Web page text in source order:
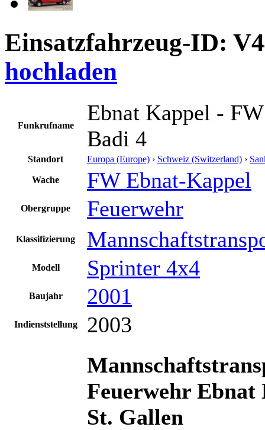
Einsatzfahrzeug-ID:
hochladen
Funkrufname
Ebnat Kappel -
Badi 4
Standort Europa (Europe) › Schweiz (Switzerland) ›
Wache FW Ebnat-Kappel
Obergruppe Feuerwehr
Klassifizierung
Modell Sprinter 4x4
Baujahr 2001
Indienststellung 2003
Feuerwehr Ebnat
St. Gallen